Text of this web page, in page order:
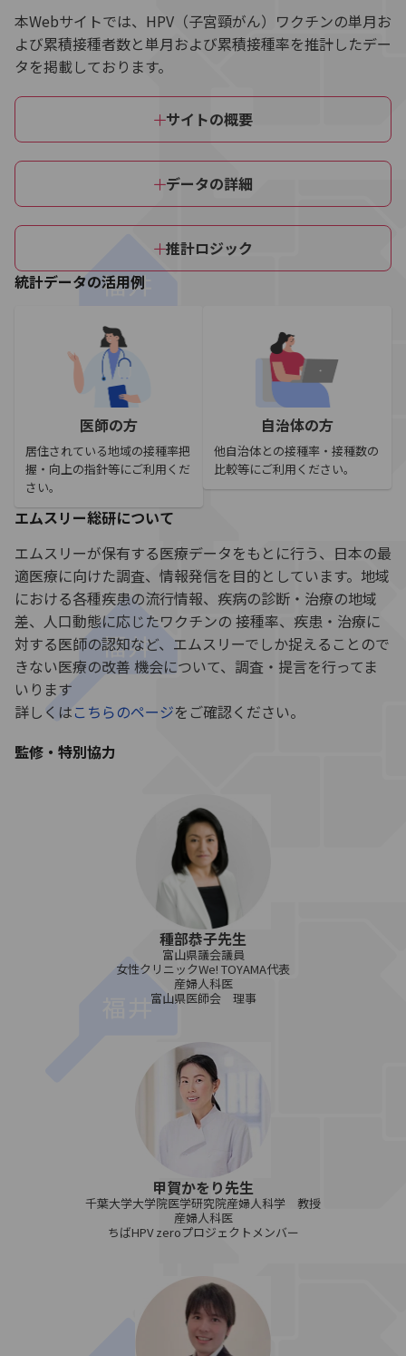
本Webサイトでは、HPV（子宮頸がん）ワクチンの単月お
よび累積接種者数と単月および累積接種率を推計したデー
タを掲載しております。
サイトの概要
データの詳細
推計ロジック
統計データの活用例
医師の方
居住されている地域の接種率把
握・向上の指針等にご利用くだ
さい。
自治体の方
他自治体との接種率・接種数の
比較等にご利用ください。
エムスリー総研について
エムスリーが保有する医療データをもとに行う、日本の最
適医療に向けた調査、情報発信を目的としています。地域
における各種疾患の流行情報、疾病の診断・治療の地域
差、人口動態に応じたワクチンの 接種率、疾患・治療に
対する医師の認知など、エムスリーでしか捉えることので
きない医療の改善 機会について、調査・提言を行ってま
いります
詳しくはこちらのページをご確認ください。
監修・特別協力
種部恭子先生
富山県議会議員
女性クリニックWe! TOYAMA代表
産婦人科医
富山県医師会 理事
甲賀かをり先生
千葉大学大学院医学研究院産婦人科学 教授
産婦人科医
ちばHPV zeroプロジェクトメンバー